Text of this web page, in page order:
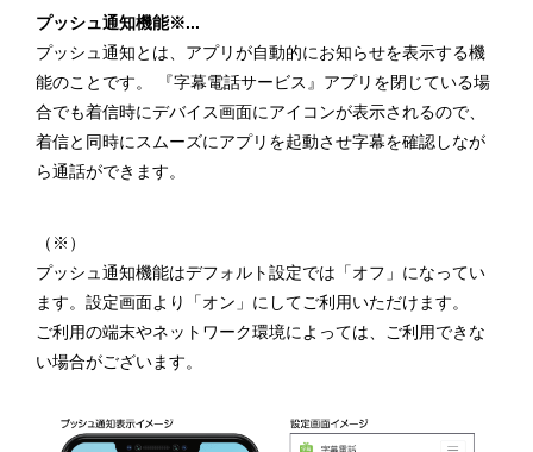
プッシュ通知機能※...
プッシュ通知とは、アプリが自動的にお知らせを表示する機
能のことです。 『字幕電話サービス』アプリを閉じている場
合でも着信時にデバイス画面にアイコンが表示されるので、
着信と同時にスムーズにアプリを起動させ字幕を確認しなが
ら通話ができます。
（※）
プッシュ通知機能はデフォルト設定では「オフ」になってい
ます。設定画面より「オン」にしてご利用いただけます。
ご利用の端末やネットワーク環境によっては、ご利用できな
い場合がございます。